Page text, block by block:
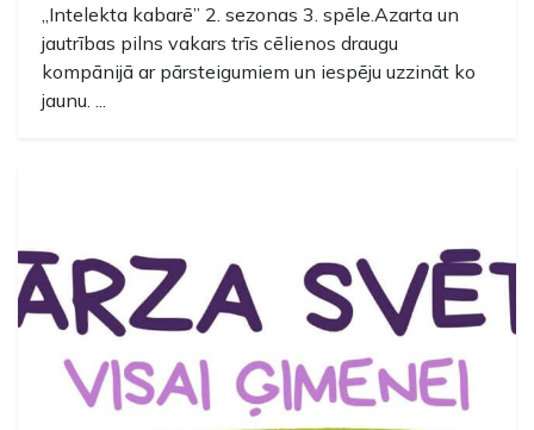
„Intelekta kabarē” 2. sezonas 3. spēle.Azarta un
jautrības pilns vakars trīs cēlienos draugu
kompānijā ar pārsteigumiem un iespēju uzzināt ko
jaunu. ...